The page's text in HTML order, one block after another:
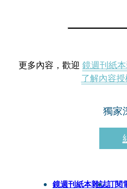
更多內容，歡迎 鏡週刊紙
了解內容
獨家
鏡週刊紙本雜誌訂閱